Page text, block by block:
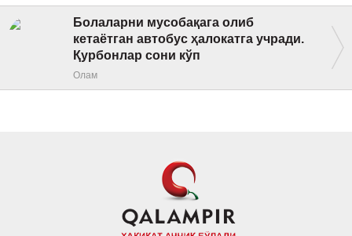
Болаларни мусобақага олиб
кетаётган автобус ҳалокатга учради.
Қурбонлар сони кўп
Олам